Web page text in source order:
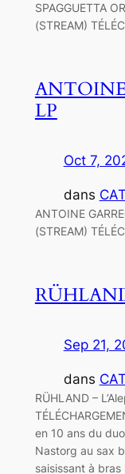
SPAGGUETTA
(STREAM)
ANTOINE
LP
Oct 7,
dans
ANTOINE
(STREAM)
Sep 21,
dans
RÜHLAND –
en 10 ans du
Nastorg au sax
saisissant à